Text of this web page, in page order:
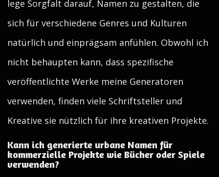
lege Sorgfalt darauf, Namen zu gestalten, die
sich für verschiedene Genres und Kulturen
natürlich und einprägsam anfühlen. Obwohl ich
nicht behaupten kann, dass spezifische
veröffentlichte Werke meine Generatoren
verwenden, finden viele Schriftsteller und
Kreative sie nützlich für ihre kreativen Projekte.
Kann ich generierte urbane Namen für
kommerzielle Projekte wie Bücher oder Spiele
verwenden?